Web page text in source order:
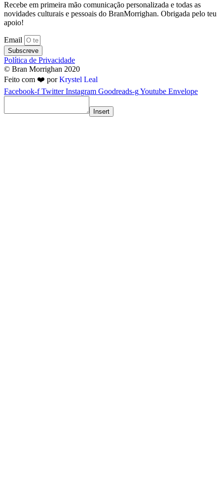
Recebe em primeira mão comunicação personalizada e todas as
novidades culturais e pessoais do BranMorrighan. Obrigada pelo teu
apoio!
Email
Subscreve
Política de Privacidade
© Bran Morrighan 2020
Feito com ❤️ porKrystel Leal
Facebook-f Twitter Instagram Goodreads-gYoutube Envelope
Insert